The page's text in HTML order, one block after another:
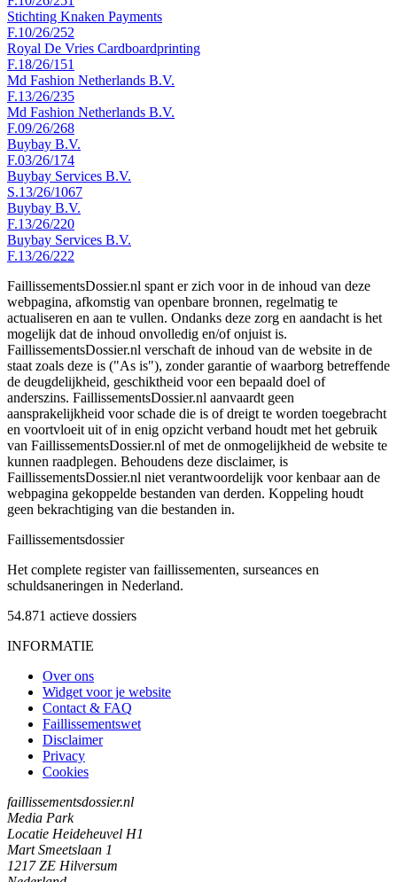
Stichting Knaken Payments
F.10/26/252
Royal De Vries Cardboardprinting
F.18/26/151
Md Fashion Netherlands B.V.
F.13/26/235
Md Fashion Netherlands B.V.
F.09/26/268
Buybay B.V.
F.03/26/174
Buybay Services B.V.
S.13/26/1067
Buybay B.V.
F.13/26/220
Buybay Services B.V.
F.13/26/222
FaillissementsDossier.nl spant er zich voor in de inhoud van deze
webpagina, afkomstig van openbare bronnen, regelmatig te
actualiseren en aan te vullen. Ondanks deze zorg en aandacht is het
mogelijk dat de inhoud onvolledig en/of onjuist is.
FaillissementsDossier.nl verschaft de inhoud van de website in de
staat zoals deze is ("As is"), zonder garantie of waarborg betreffende
de deugdelijkheid, geschiktheid voor een bepaald doel of
anderszins. FaillissementsDossier.nl aanvaardt geen
aansprakelijkheid voor schade die is of dreigt te worden toegebracht
en voortvloeit uit of in enig opzicht verband houdt met het gebruik
van FaillissementsDossier.nl of met de onmogelijkheid de website te
kunnen raadplegen. Behoudens deze disclaimer, is
FaillissementsDossier.nl niet verantwoordelijk voor kenbaar aan de
webpagina gekoppelde bestanden van derden. Koppeling houdt
geen bekrachtiging van die bestanden in.
Faillissementsdossier
Het complete register van faillissementen, surseances en
schuldsaneringen in Nederland.
54.871 actieve dossiers
INFORMATIE
Over ons
Widget voor je website
Contact & FAQ
Faillissementswet
Disclaimer
Privacy
Cookies
faillissementsdossier.nl
Media Park
Locatie Heideheuvel H1
Mart Smeetslaan 1
1217 ZE Hilversum